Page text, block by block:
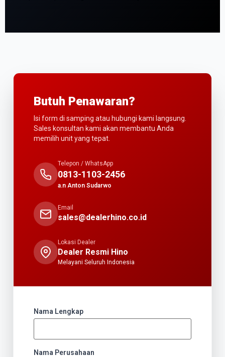
Butuh Penawaran?
Isi form di samping atau hubungi kami langsung.
Sales konsultan kami akan membantu Anda
memilih unit yang tepat.
Telepon / WhatsApp
0813-1103-2456
a.n Anton Sudarwo
Email
sales@dealerhino.co.id
Lokasi Dealer
Dealer Resmi Hino
Melayani Seluruh Indonesia
Nama Lengkap
Nama Perusahaan